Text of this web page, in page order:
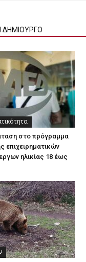
ΔΗΜΙΟΥΡΓΟ
στο πρόγραμμα
επιχειρηματικών
ηλικίας 18 έως